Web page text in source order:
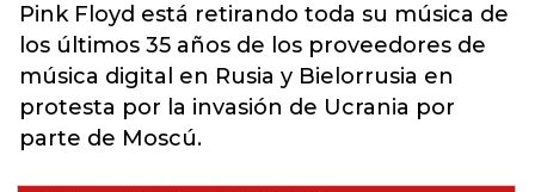
Pink Floyd está retirando toda su música de
los últimos 35 años de los proveedores de
música digital en Rusia y Bielorrusia en
protesta por la invasión de Ucrania por
parte de Moscú.